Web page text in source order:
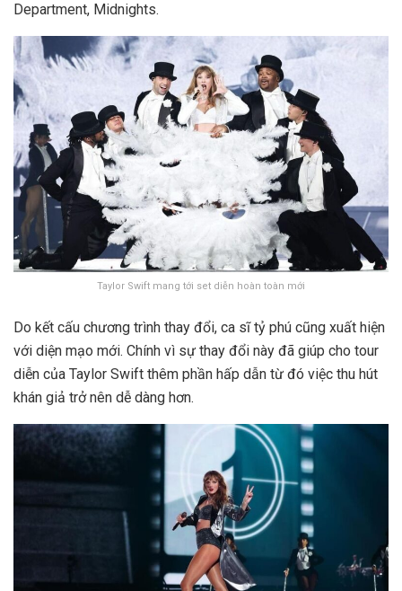
Department, Midnights.
Taylor Swift mang tới set diễn hoàn toàn mới
Do kết cấu chương trình thay đổi, ca sĩ tỷ phú cũng xuất hiện
với diện mạo mới. Chính vì sự thay đổi này đã giúp cho tour
diễn của Taylor Swift thêm phần hấp dẫn từ đó việc thu hút
khán giả trở nên dễ dàng hơn.